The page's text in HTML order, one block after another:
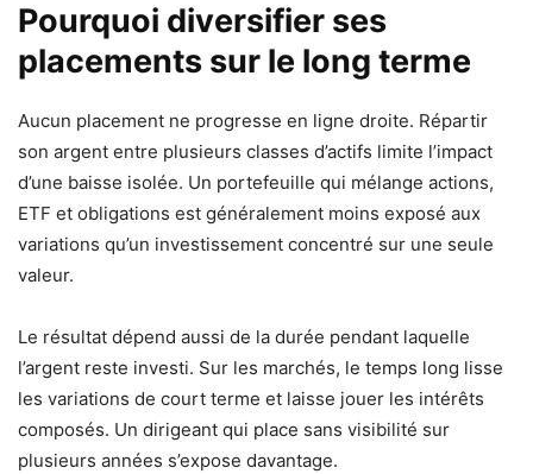
Pourquoi diversifier ses
placements sur le long terme
Aucun placement ne progresse en ligne droite. Répartir
son argent entre plusieurs classes d’actifs limite l’impact
d’une baisse isolée. Un portefeuille qui mélange actions,
ETF et obligations est généralement moins exposé aux
variations qu’un investissement concentré sur une seule
valeur.
Le résultat dépend aussi de la durée pendant laquelle
l’argent reste investi. Sur les marchés, le temps long lisse
les variations de court terme et laisse jouer les intérêts
composés. Un dirigeant qui place sans visibilité sur
plusieurs années s’expose davantage.